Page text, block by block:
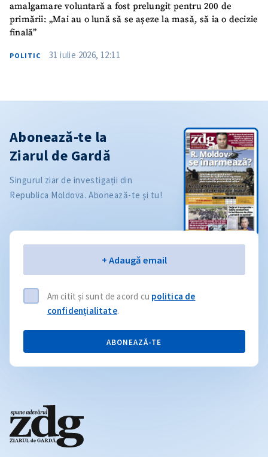
amalgamare voluntară a fost prelungit pentru 200 de
primării: „Mai au o lună să se așeze la masă, să ia o decizie
finală”
POLITIC 31 iulie 2026, 12:11
Abonează-te la
Ziarul de Gardă
Singurul ziar de investigații din
Republica Moldova. Abonează-te și tu!
+ Adaugă email
Am citit și sunt de acord cu politica de
confidențialitate.
ABONEAZĂ-TE